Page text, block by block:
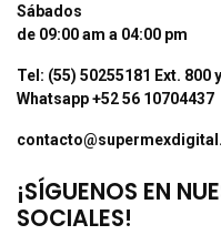
Sábados
de 09:00 am a 04:00 pm
Tel: (55) 50255181 Ext. 800
Whatsapp +52 56 10704437
¡SÍGUENOS EN
SOCIALES!